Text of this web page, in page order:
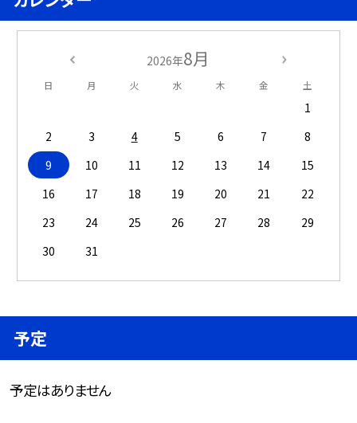
2026年8月
日 月 火 水 木 金 土
1
2
3 4 5 6 7
8
9
10 11 12 13 14
15
16
17 18 19 20 21
22
23
24 25 26 27 28
29
30
31
予定
予定はありません